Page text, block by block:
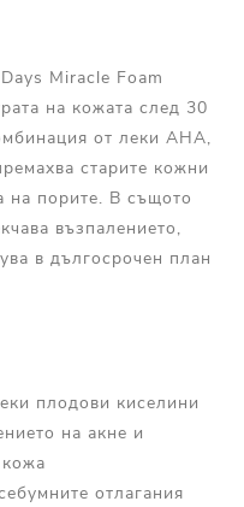
Miracle Foam
на кожата след 30
от леки AHA,
старите кожни
на порите. В същото
възпалението,
в дългосрочен план
плодови киселини
на акне и
отлагания